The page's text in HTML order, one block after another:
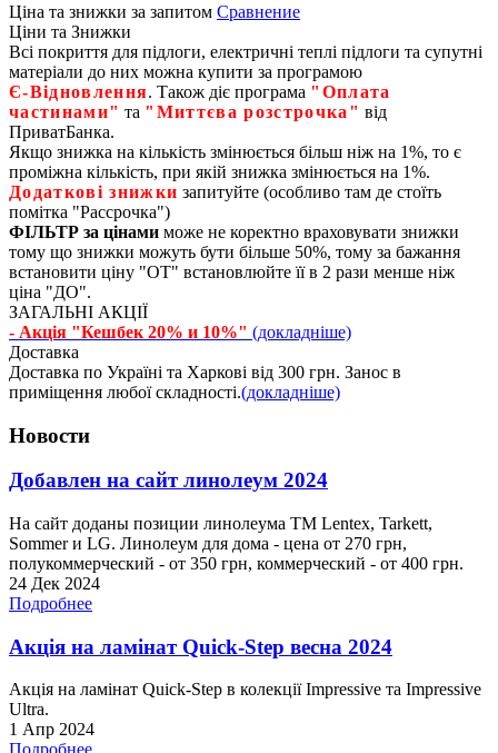
Ціна та знижки за запитом Сравнение
Ціни та Знижки
Всі покриття для підлоги, електричні теплі підлоги та супутні
матеріали до них можна купити за програмою
Є‑Відновлення. Також діє програма "Оплата
частинами" та "Миттєва розстрочка" від
ПриватБанка.
Якщо знижка на кількість змінюється більш ніж на 1%, то є
проміжна кількість, при якій знижка змінюється на 1%.
Додаткові знижки запитуйте (особливо там де стоїть
помітка "Рассрочка")
ФІЛЬТР за цінами може не коректно враховувати знижки
тому що знижки можуть бути більше 50%, тому за бажання
встановити ціну "ОТ" встановлюйте її в 2 рази менше ніж
ціна "ДО".
ЗАГАЛЬНІ АКЦІЇ
- Акція "Кешбек 20% и 10%" (докладніше)
Доставка
Доставка по Україні та Харкові від 300 грн. Занос в
приміщення любої складності.(докладніше)
Новости
Добавлен на сайт линолеум 2024
На сайт доданы позиции линолеума ТМ Lentex, Tarkett,
Sommer и LG. Линолеум для дома - цена от 270 грн,
полукоммерческий - от 350 грн, коммерческий - от 400 грн.
24 Дек 2024
Подробнее
Акція на ламінат Quick-Step весна 2024
Акція на ламінат Quick-Step в колекції Impressive та Impressive
Ultra.
1 Апр 2024